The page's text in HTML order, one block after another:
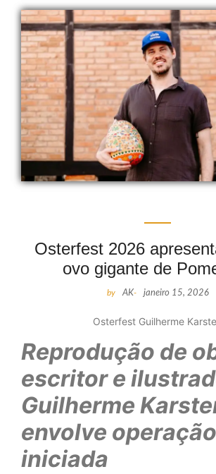
Osterfest 2026
ovo gigante de
by AK- janeiro 15, 2026
Osterfest Guilherme
Reprodução de
escritor e
Guilherme
envolve operação
iniciada